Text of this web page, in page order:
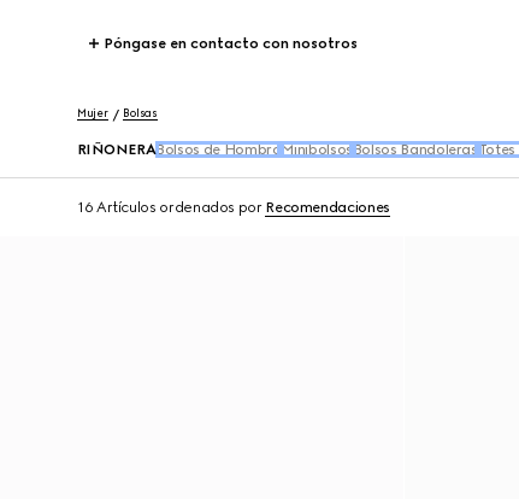
Póngase en contacto con nosotros
Mujer Bolsas
RIÑONERABolsos de Hombro Minibolsos Bolsos Bandoleras
16 Artículos ordenados por Recomendaciones